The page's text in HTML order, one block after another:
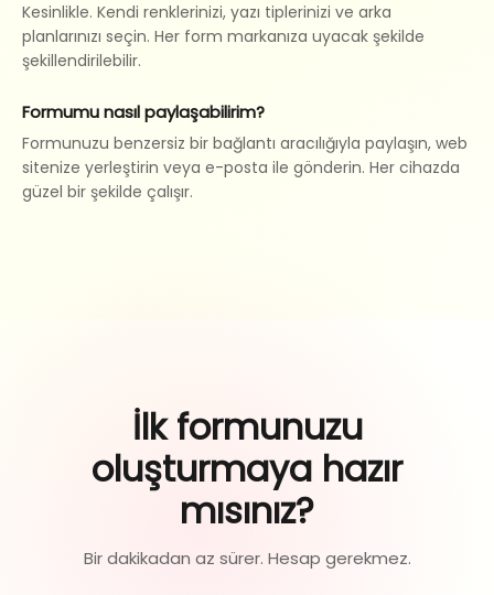
Kesinlikle. Kendi renklerinizi, yazı tiplerinizi ve arka
planlarınızı seçin. Her form markanıza uyacak şekilde
şekillendirilebilir.
Formumu nasıl paylaşabilirim?
Formunuzu benzersiz bir bağlantı aracılığıyla paylaşın, web
sitenize yerleştirin veya e-posta ile gönderin. Her cihazda
güzel bir şekilde çalışır.
İlk formunuzu
oluşturmaya hazır
mısınız?
Bir dakikadan az sürer. Hesap gerekmez.